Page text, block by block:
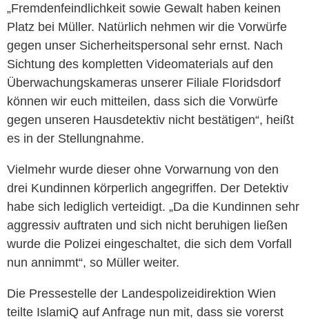
„Fremdenfeindlichkeit sowie Gewalt haben keinen
Platz bei Müller. Natürlich nehmen wir die Vorwürfe
gegen unser Sicherheitspersonal sehr ernst. Nach
Sichtung des kompletten Videomaterials auf den
Überwachungskameras unserer Filiale Floridsdorf
können wir euch mitteilen, dass sich die Vorwürfe
gegen unseren Hausdetektiv nicht bestätigen“, heißt
es in der Stellungnahme.
Vielmehr wurde dieser ohne Vorwarnung von den
drei Kundinnen körperlich angegriffen. Der Detektiv
habe sich lediglich verteidigt. „Da die Kundinnen sehr
aggressiv auftraten und sich nicht beruhigen ließen
wurde die Polizei eingeschaltet, die sich dem Vorfall
nun annimmt“, so Müller weiter.
Die Pressestelle der Landespolizeidirektion Wien
teilte IslamiQ auf Anfrage nun mit, dass sie vorerst